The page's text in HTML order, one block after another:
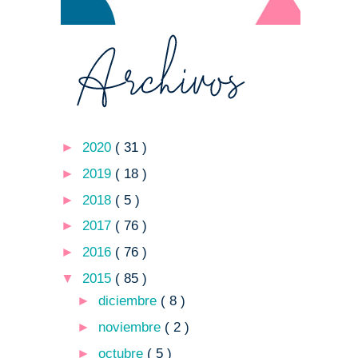
► 2020 ( 31 )
► 2019 ( 18 )
► 2018 ( 5 )
► 2017 ( 76 )
► 2016 ( 76 )
▼ 2015 ( 85 )
►diciembre ( 8 )
► noviembre ( 2 )
►octubre ( 5 )